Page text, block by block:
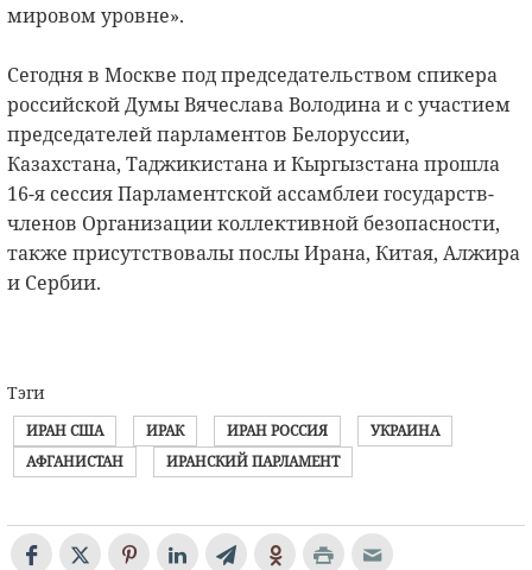
мировом уровне».
Сегодня в Москве под председательством спикера
российской Думы Вячеслава Володина и с участием
председателей парламентов Белоруссии,
Казахстана, Таджикистана и Кыргызстана прошла
16-я сессия Парламентской ассамблеи государств-
членов Организации коллективной безопасности,
также присутствовалы послы Ирана, Китая, Алжира
и Сербии.
Тэги
ИРАН США ИРАК ИРАН РОССИЯ
УКРАИНА
АФГАНИСТАН
ИРАНСКИЙ ПАРЛАМЕНТ